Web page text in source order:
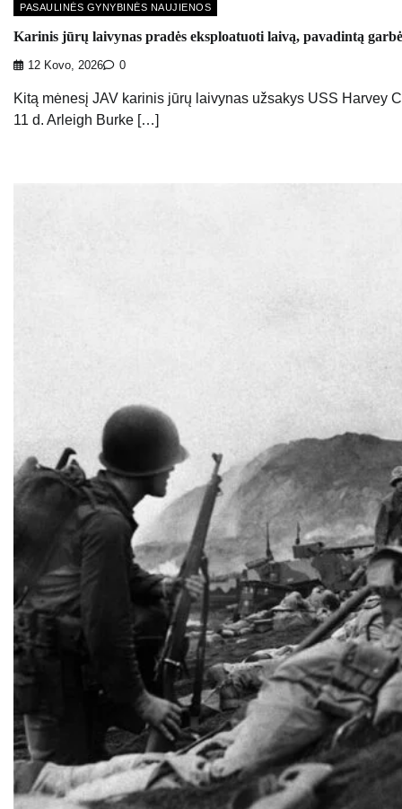
PASAULINĖS GYNYBINĖS NAUJIENOS
Karinis jūrų laivynas pradės eksploatuoti laivą, pavadintą
12 Kovo, 2026 0
Kitą mėnesį JAV karinis jūrų laivynas užsakys USS Harvey
11 d. Arleigh Burke […]